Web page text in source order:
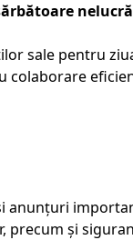
sale pentru
colaborare
anunțuri
și